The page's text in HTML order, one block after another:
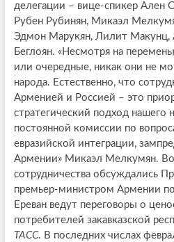
делегации – вице-спикер Ален
Рубен Рубинян, Микаэл
Эдмон Марукян, Лилит Макунц,
Беглоян. «Несмотря на
или очередные, никак они не
народа. Естественно, что
Арменией и Россией – это
стратегический подход нашего
постоянной комиссии по
евразийской интеграции,
Армении» Микаэл Мелкумян.
сотрудничества обсуждались
премьер-министром Армении
Ереван ведут переговоры о
потребителей закавказской
ТАСС. В последних числах